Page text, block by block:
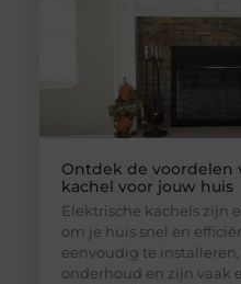
Ontdek de voordelen
kachel voor jouw huis
Elektrische kachels zijn
om je huis snel en
eenvoudig te
onderhoud en zijn vaak